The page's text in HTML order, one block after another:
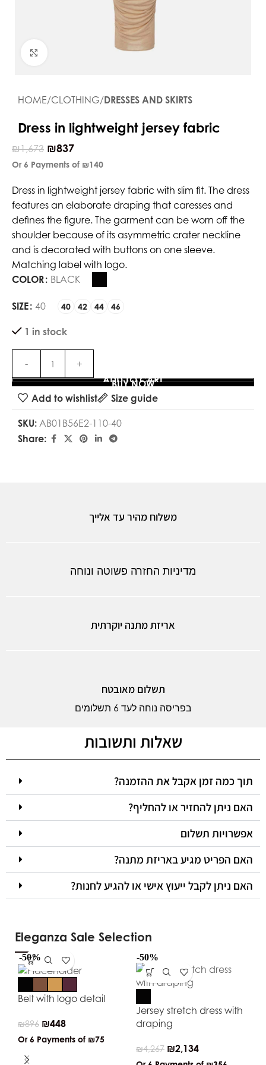
HOME CLOTHING DRESSES AND SKIRTS
Dress in lightweight jersey fabric
₪1,673 ₪837
Or 6 Payments of ₪140
Dress in lightweight jersey fabric with slim fit. The dress
features an elaborate draping that caresses and
defines the figure. The garment can be worn off the
shoulder because of its asymmetric crater neckline
and is decorated with buttons on one sleeve.
Matching label with logo.
COLOR BLACK
SIZE 40 40 42 44 46
1 in stock
ADD TO CART
BUY NOW
Add to wishlist
Size guide
SKU: AB01B56E2-110-40
Share:
משלוח מהיר עד אלייך
מדיניות החזרה פשוטה ונוחה
אריזת מתנה יוקרתית
תשלום מאובטח
בפריסה נוחה לעד 6 תשלומים
שאלות ותשובות
תוך כמה זמן אקבל את ההזמנה?
האם ניתן להחזיר או להחליף?
אפשרויות תשלום
האם הפריט מגיע באריזת מתנה?
האם ניתן לקבל ייעוץ אישי או להגיע לחנות?
Eleganza Sale Selection
-50%
Belt with logo detail
₪896 ₪448
Or 6 Payments of ₪75
-50%
Jersey stretch dress with
draping
₪4,267 ₪2,134